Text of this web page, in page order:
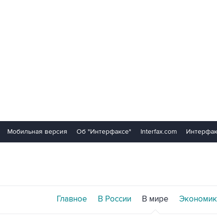
Мобильная версия Об "Интерфаксе" Interfax.com
Главное В России В мире